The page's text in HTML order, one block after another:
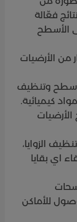
فعّالة
الأسطح
من الأرضيات
وتنظيف
كيميائية.
الأرضيات
الزوايا،
اي بقايا
للأماكن